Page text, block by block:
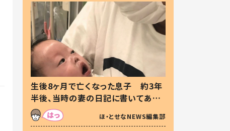
生後8ヶ月で亡くなった息子 約3年
半後、当時の妻の日記に書いてあっ
た本音とは
ほ・とせなNEWS編集部